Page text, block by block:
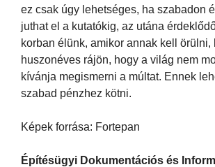
ez csak úgy lehetséges, ha szabadon
juthat el a kutatókig, az utána
korban élünk, amikor annak kell örülni,
huszonéves rájön, hogy a világ nem
kívánja megismerni a múltat. Ennek
szabad pénzhez kötni.
Képek forrása: Fortepan
Építésügyi Dokumentációs és